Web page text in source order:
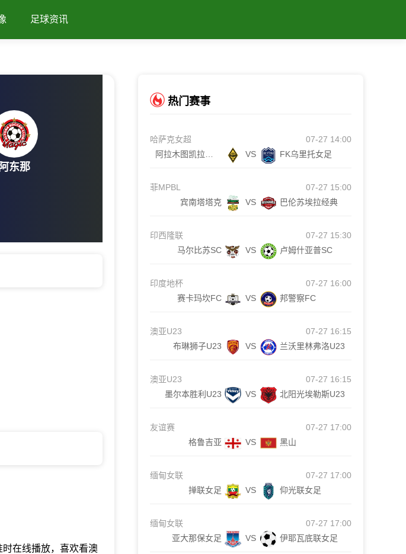
足球资讯
阿东那
时在线播放，喜欢看澳
热门赛事
哈萨克女超
07-27 14:00
VS FK乌里托女足
菲MPBL
07-27 15:00
宾南塔塔克
VS 巴伦苏埃拉经典
印西隆联
07-27 15:30
马尔比苏SC
VS 卢姆什亚普SC
印度地杯
07-27 16:00
赛卡玛坎FC
VS 邦警察FC
澳亚U23
07-27 16:15
布琳狮子U23
VS 兰沃里林弗洛U23
澳亚U23
07-27 16:15
墨尔本胜利U23
VS 北阳光埃勒斯U23
友谊赛
07-27 17:00
格鲁吉亚
VS 黑山
缅甸女联
07-27 17:00
掸联女足
VS 仰光联女足
缅甸女联
07-27 17:00
亚大那保女足
VS 伊耶瓦底联女足